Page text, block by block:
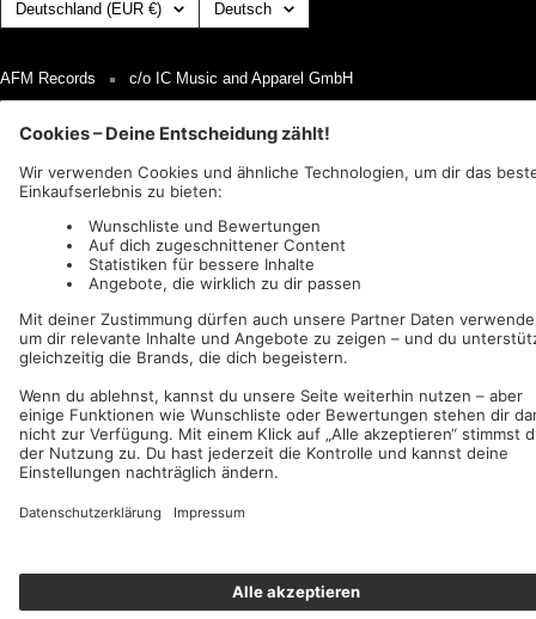
Deutschland (EUR €) Deutsch
AFM Records c/o IC Music and Apparel GmbH
Wir akzeptieren